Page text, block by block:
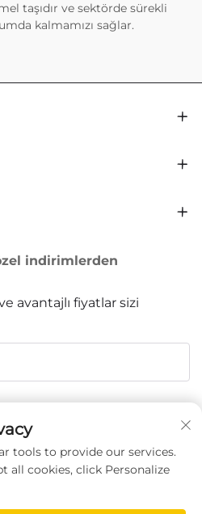
taşıdır ve sektörde sürekli
kalmamızı sağlar.
indirimlerden
avantajlı fiyatlar sizi
tools to provide our services.
all cookies, click Personalize